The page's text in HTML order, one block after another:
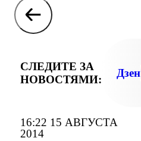
16:22 15 АВГУСТА
2014
СЛЕДИТЕ ЗА
НОВОСТЯМИ:
Дзен